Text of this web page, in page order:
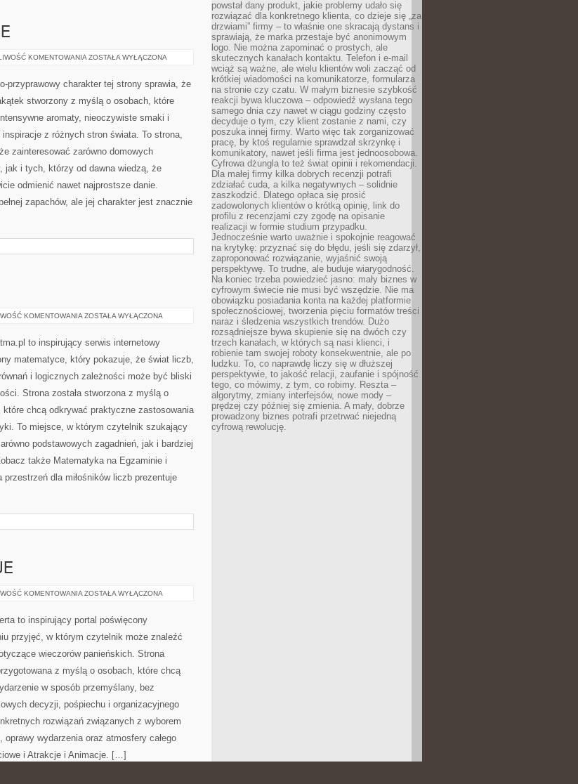
KOMENTOWANIA ZAPACHOWE
ZOSTAŁA WYŁĄCZONA
przyprawowy charakter tej strony sprawia, że
stworzony z myślą o osobach, które
aromaty, nieoczywiste smaki i
inspiracje z różnych stron świata. To strona,
zainteresować zarówno domowych
jak i tych, którzy od dawna wiedzą, że
odmienić nawet najprostsze danie.
zapachów, ale jej charakter jest znacznie
KOMENTOWANIA ALGEBRA
ZOSTAŁA WYŁĄCZONA
to inspirujący serwis internetowy
matematyce, który pokazuje, że świat liczb,
i logicznych zależności może być bliski
Strona została stworzona z myślą o
które chcą odkrywać praktyczne zastosowania
To miejsce, w którym czytelnik szukający
podstawowych zagadnień, jak i bardziej
także Matematyka na Egzaminie i
dla miłośników liczb prezentuje
KOMENTOWANIA DEKORACJE
ZOSTAŁA WYŁĄCZONA
to inspirujący portal poświęcony
przyjęć, w którym czytelnik może znaleźć
wieczorów panieńskich. Strona
z myślą o osobach, które chcą
w sposób przemyślany, bez
decyzji, pośpiechu i organizacyjnego
rozwiązań związanych z wyborem
wydarzenia oraz atmosfery całego
i Atrakcje i Animacje. […]
powstał dany produkt, jakie problemy udało się
rozwiązać dla konkretnego klienta, co dzieje się „za
drzwiami” firmy – to właśnie one skracają dystans i
sprawiają, że marka przestaje być anonimowym
logo. Nie można zapominać o prostych, ale
skutecznych kanałach kontaktu. Telefon i e-mail
wciąż są ważne, ale wielu klientów woli zacząć od
krótkiej wiadomości na komunikatorze, formularza
na stronie czy czatu. W małym biznesie szybkość
reakcji bywa kluczowa – odpowiedź wysłana tego
samego dnia czy nawet w ciągu godziny często
decyduje o tym, czy klient zostanie z nami, czy
poszuka innej firmy. Warto więc tak zorganizować
pracę, by ktoś regularnie sprawdzał skrzynkę i
komunikatory, nawet jeśli firma jest jednoosobowa.
Cyfrowa dżungla to też świat opinii i rekomendacji.
Dla małej firmy kilka dobrych recenzji potrafi
zdziałać cuda, a kilka negatywnych – solidnie
zaszkodzić. Dlatego opłaca się prosić
zadowolonych klientów o krótką opinię, link do
profilu z recenzjami czy zgodę na opisanie
realizacji w formie studium przypadku.
Jednocześnie warto uważnie i spokojnie reagować
na krytykę: przyznać się do błędu, jeśli się zdarzył,
zaproponować rozwiązanie, wyjaśnić swoją
perspektywę. To trudne, ale buduje wiarygodność.
Na koniec trzeba powiedzieć jasno: mały biznes w
cyfrowym świecie nie musi być wszędzie. Nie ma
obowiązku posiadania konta na każdej platformie
społecznościowej, tworzenia pięciu formatów treści
naraz i śledzenia wszystkich trendów. Dużo
rozsądniejsze bywa skupienie się na dwóch czy
trzech kanałach, w których są nasi klienci, i
robienie tam swojej roboty konsekwentnie, ale po
ludzku. To, co naprawdę liczy się w dłuższej
perspektywie, to jakość relacji, zaufanie i spójność
tego, co mówimy, z tym, co robimy. Reszta –
algorytmy, zmiany interfejsów, nowe mody –
prędzej czy później się zmienia. A mały, dobrze
prowadzony biznes potrafi przetrwać niejedną
cyfrową rewolucję.